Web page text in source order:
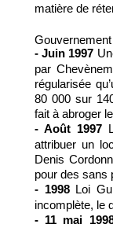
matière de
- Juin 1997
par
régularisée
80 000 sur
fait à abroger
- Août 1997
attribuer un
Denis
pour des sans
- 1998Loi
incomplète, le
- 11 mai